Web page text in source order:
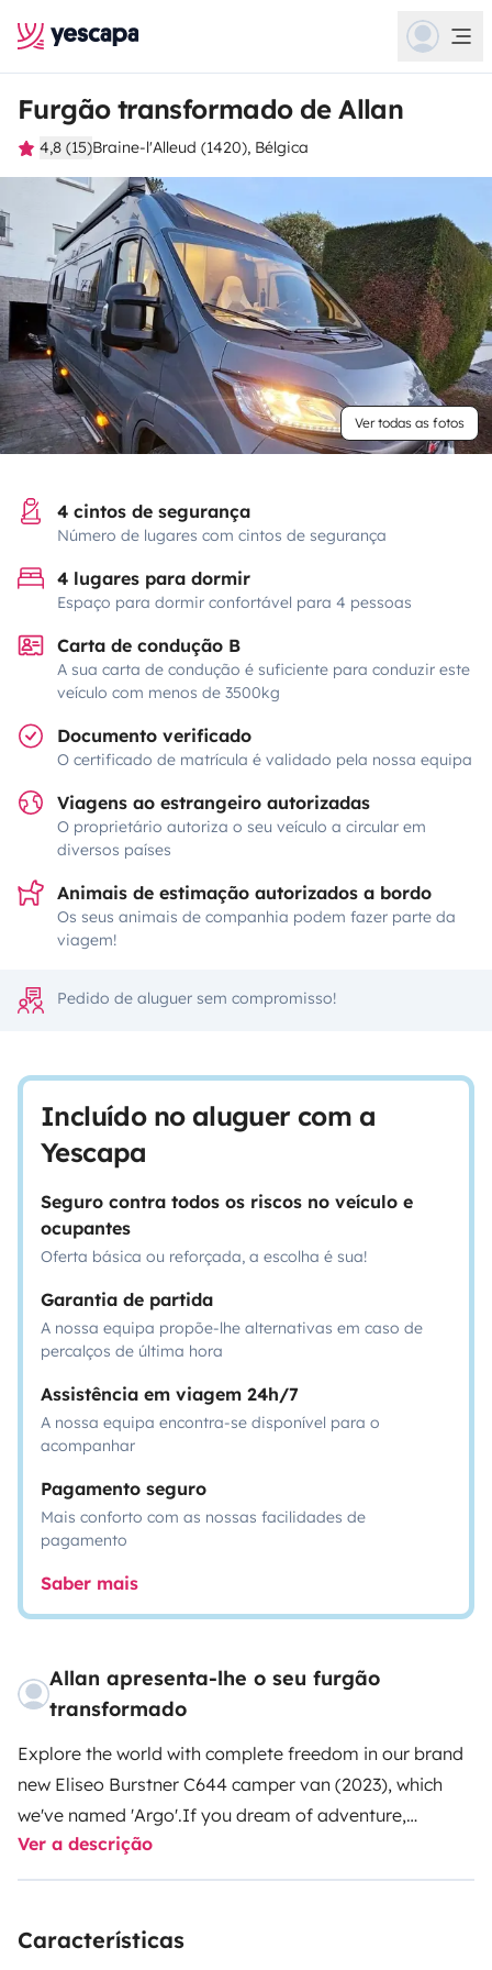
Furgão transformado de Allan
4,8 (15)Braine-l'Alleud (1420), Bélgica
Ver todas as fotos
4 cintos de segurança
Número de lugares com cintos de segurança
4 lugares para dormir
Espaço para dormir confortável para 4 pessoas
Carta de condução B
A sua carta de condução é suficiente para conduzir este
veículo com menos de 3500kg
Documento verificado
O certificado de matrícula é validado pela nossa equipa
Viagens ao estrangeiro autorizadas
O proprietário autoriza o seu veículo a circular em
diversos países
Animais de estimação autorizados a bordo
Os seus animais de companhia podem fazer parte da
viagem!
Pedido de aluguer sem compromisso!
Incluído no aluguer com a
Yescapa
Seguro contra todos os riscos no veículo e
ocupantes
Oferta básica ou reforçada, a escolha é sua!
Garantia de partida
A nossa equipa propõe-lhe alternativas em caso de
percalços de última hora
Assistência em viagem 24h/7
A nossa equipa encontra-se disponível para o
acompanhar
Pagamento seguro
Mais conforto com as nossas facilidades de
pagamento
Saber mais
Allan apresenta-lhe o seu furgão
transformado
Explore the world with complete freedom in our brand
new Eliseo Burstner C644 camper van (2023), which
we've named 'Argo'.If you dream of adventure,
discovering landscapes, or simply ensuring you have a
roof over your head during your travels, Argo is the
luxury, practicality, discretion, and plenty of style.
Ver a descrição
Características